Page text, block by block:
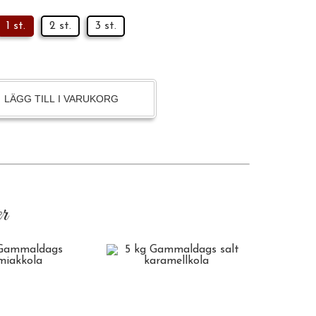
1 st. 2 st. 3 st.
LÄGG TILL I VARUKORG